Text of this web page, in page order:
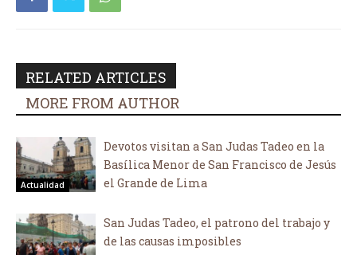
RELATED ARTICLES
MORE FROM AUTHOR
Actualidad
Devotos visitan a San Judas Tadeo en la
Basílica Menor de San Francisco de Jesús
el Grande de Lima
San Judas Tadeo, el patrono del trabajo y
de las causas imposibles